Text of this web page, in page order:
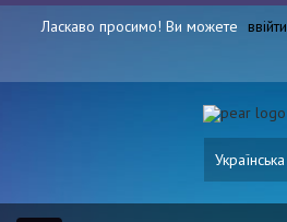
Ласкаво просимо! Ви можете ввійти
Українська